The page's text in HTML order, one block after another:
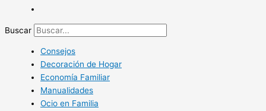
Buscar
Consejos
Decoración de Hogar
Economía Familiar
Manualidades
Ocio en Familia